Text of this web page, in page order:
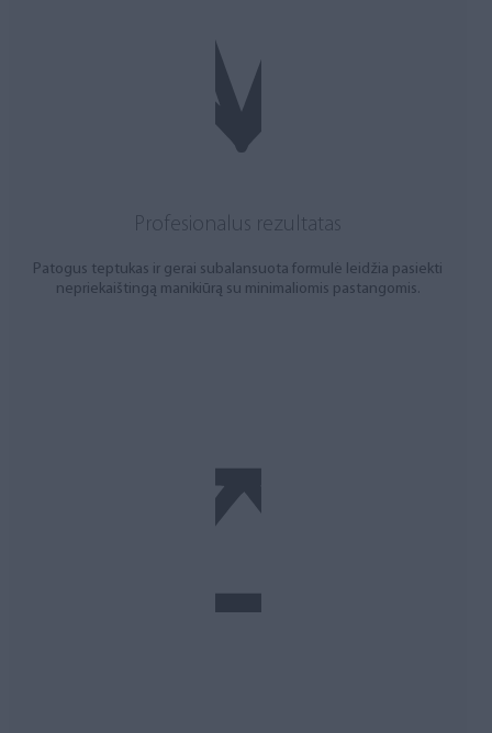
Profesionalus rezultatas
Patogus teptukas ir gerai subalansuota formulė leidžia pasiekti
nepriekaištingą manikiūrą su minimaliomis pastangomis.